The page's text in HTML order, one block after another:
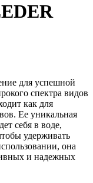
для успешной
спектра видов
как для
Ее уникальная
себя в воде,
удерживать
она
и надежных